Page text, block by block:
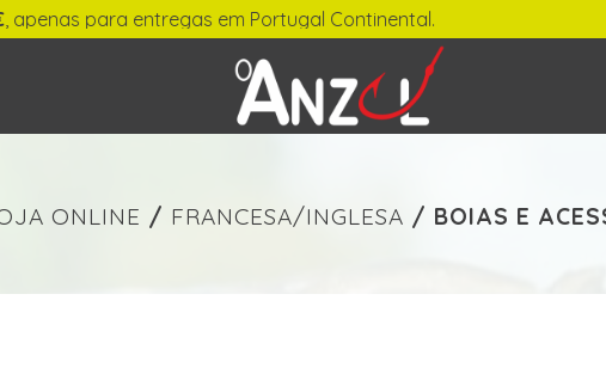
€ min./max.
entregas em Portugal Continental.
ONLINE / FRANCESA/INGLESA / BOIAS E